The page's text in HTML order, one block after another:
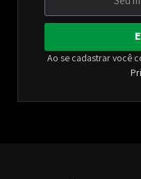
Ao se cadastrar você